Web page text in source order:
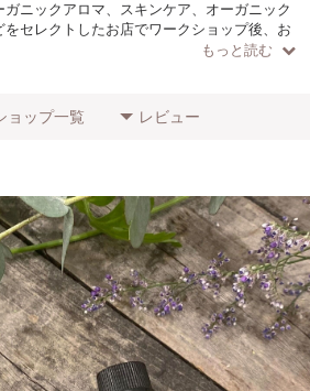
ニックアロマ、スキンケア、オーガニック
セレクトしたお店でワークショップ後、お
と一緒に…♡
ださい。
もっと読む
ョップ一覧 レビュー